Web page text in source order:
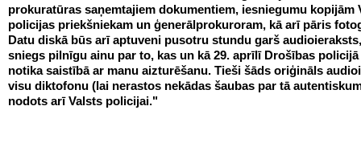
prokuratūras saņemtajiem dokumentiem, iesniegumu kopijām
policijas priekšniekam un ģenerālprokuroram, kā arī pāris
Datu diskā būs arī aptuveni pusotru stundu garš
sniegs pilnīgu ainu par to, kas un kā 29. aprīlī Drošības
notika saistībā ar manu aizturēšanu. Tieši šāds oriģināls
visu diktofonu (lai nerastos nekādas šaubas par tā
nodots arī Valsts policijai."